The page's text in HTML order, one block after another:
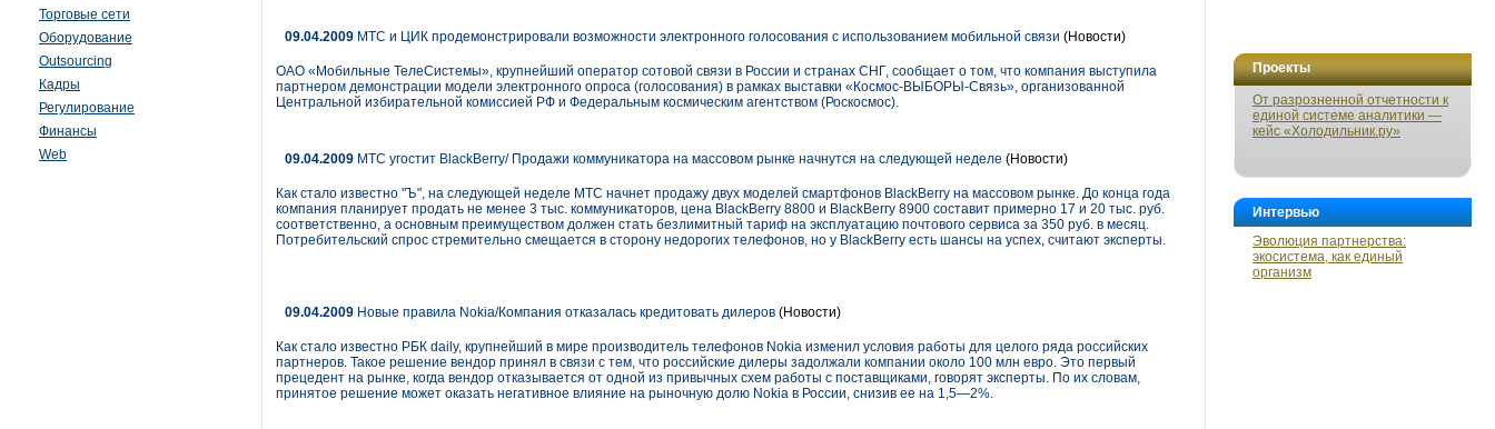
Торговые сети
Оборудование
Outsourcing
Кадры
Регулирование
Финансы
Web
Проекты
От разрозненной отчетности к
единой системе аналитики —
кейс «Холодильник.ру»
Интервью
Эволюция партнерства:
экосистема, как единый
организм
09.04.2009 МТС и ЦИК продемонстрировали возможности электронного голосования с использованием мобильной связи (Новости)
ОАО «Мобильные ТелеСистемы», крупнейший оператор сотовой связи в России и странах СНГ, сообщает о том, что компания выступила
партнером демонстрации модели электронного опроса (голосования) в рамках выставки «Космос-ВЫБОРЫ-Связь», организованной
Центральной избирательной комиссией РФ и Федеральным космическим агентством (Роскосмос).
09.04.2009 МТС угостит BlackBerry/ Продажи коммуникатора на массовом рынке начнутся на следующей неделе (Новости)
Как стало известно "Ъ", на следующей неделе МТС начнет продажу двух моделей смартфонов BlackBerry на массовом рынке. До конца года
компания планирует продать не менее 3 тыс. коммуникаторов, цена BlackBerry 8800 и BlackBerry 8900 составит примерно 17 и 20 тыс. руб.
соответственно, а основным преимуществом должен стать безлимитный тариф на эксплуатацию почтового сервиса за 350 руб. в месяц.
Потребительский спрос стремительно смещается в сторону недорогих телефонов, но у BlackBerry есть шансы на успех, считают эксперты.
09.04.2009 Новые правила Nokia/Компания отказалась кредитовать дилеров (Новости)
Как стало известно РБК daily, крупнейший в мире производитель телефонов Nokia изменил условия работы для целого ряда российских
партнеров. Такое решение вендор принял в связи с тем, что российские дилеры задолжали компании около 100 млн евро. Это первый
прецедент на рынке, когда вендор отказывается от одной из привычных схем работы с поставщиками, говорят эксперты. По их словам,
принятое решение может оказать негативное влияние на рыночную долю Nokia в России, снизив ее на 1,5—2%.